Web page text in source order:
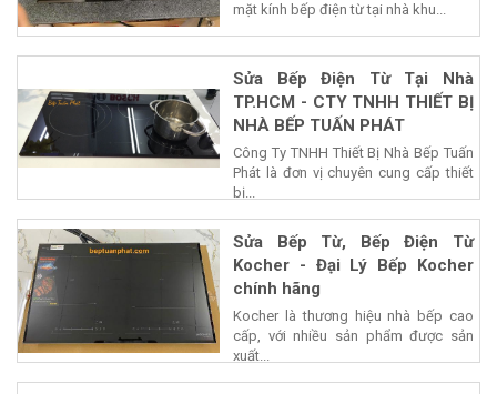
mặt kính bếp điện từ tại nhà khu...
Sửa Bếp Điện Từ Tại Nhà
TP.HCM - CTY TNHH THIẾT BỊ
NHÀ BẾP TUẤN PHÁT
Công Ty TNHH Thiết Bị Nhà Bếp Tuấn
Phát là đơn vị chuyên cung cấp thiết
bị...
Sửa Bếp Từ, Bếp Điện Từ
Kocher - Đại Lý Bếp Kocher
chính hãng
Kocher là thương hiệu nhà bếp cao
cấp, với nhiều sản phẩm được sản
xuất...